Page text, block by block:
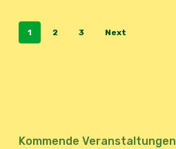
1 2 3 Next
Kommende Veranstaltungen